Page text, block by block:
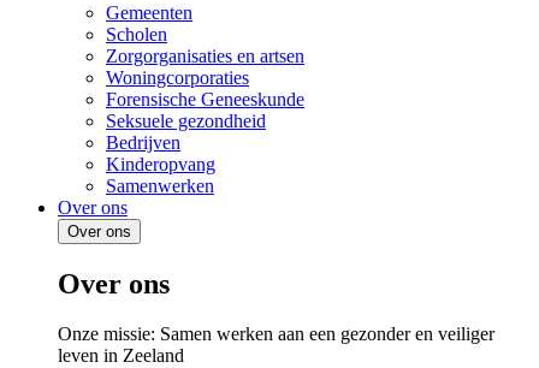
Gemeenten
Scholen
Zorgorganisaties en artsen
Woningcorporaties
Forensische Geneeskunde
Seksuele gezondheid
Bedrijven
Kinderopvang
Samenwerken
Over ons
Over ons
Over ons
Onze missie: Samen werken aan een gezonder en veiliger
leven in Zeeland